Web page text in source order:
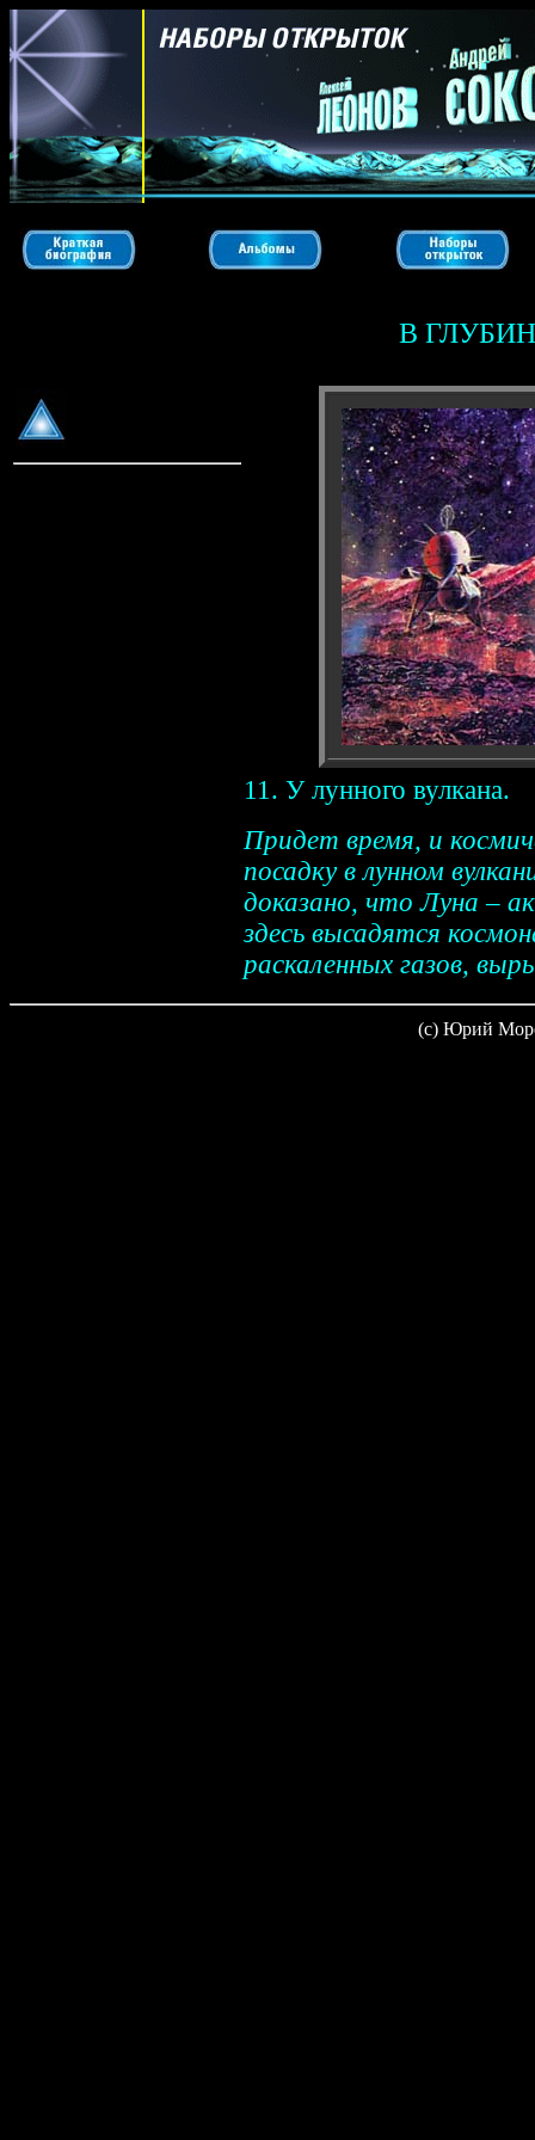
В
11. У лунного вулкана.
Придет время, и
посадку в лунном
доказано, что Луна –
здесь высадятся
раскаленных газов,
(c) Юрий